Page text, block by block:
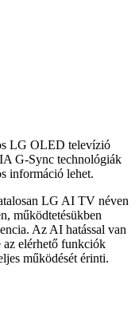
LG OLED televízió
G-Sync technológiák
információ lehet.
LG AI TV néven
működtetésükben
Az AI hatással van
az elérhető funkciók
működését érinti.